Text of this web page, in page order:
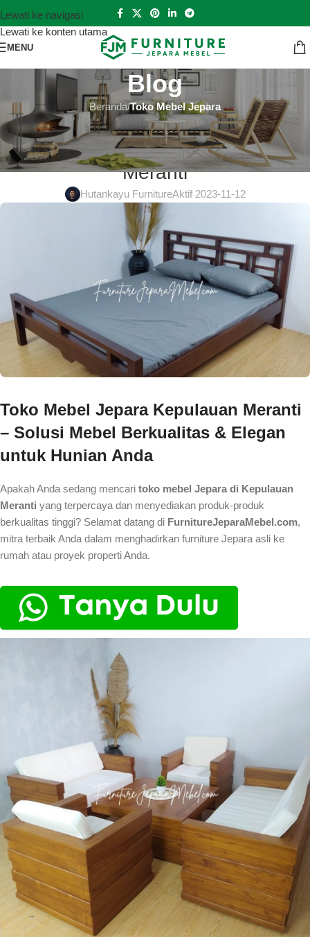
Lewati ke navigasi
Lewati ke konten utama
MENU
Blog
Beranda/Toko Mebel Jepara
TOKO MEBEL JEPARA
Toko Mebel Jepara Kepulauan
Meranti
Hutankayu FurnitureAktif 2023-11-12
Toko Mebel Jepara Kepulauan Meranti
– Solusi Mebel Berkualitas & Elegan
untuk Hunian Anda
Apakah Anda sedang mencari toko mebel Jepara di Kepulauan
Meranti yang terpercaya dan menyediakan produk-produk
berkualitas tinggi? Selamat datang di FurnitureJeparaMebel.com,
mitra terbaik Anda dalam menghadirkan furniture Jepara asli ke
rumah atau proyek properti Anda.